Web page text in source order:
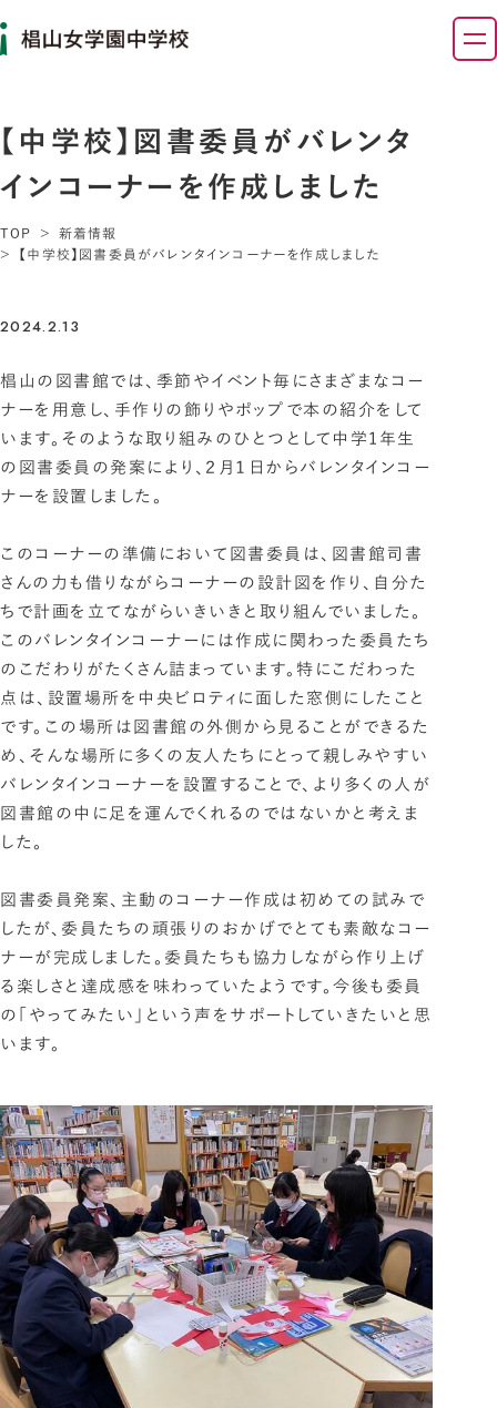
【中学校】図書委員がバレンタ
インコーナーを作成しました
TOP
新着情報
【中学校】図書委員がバレンタインコーナーを作成しました
2024.2.13
椙山の図書館では、季節やイベント毎にさまざまなコー
ナーを用意し、手作りの飾りやポップで本の紹介をして
います。そのような取り組みのひとつとして中学1年生
の図書委員の発案により、２月１日からバレンタインコー
ナーを設置しました。
このコーナーの準備において図書委員は、図書館司書
さんの力も借りながらコーナーの設計図を作り、自分た
ちで計画を立てながらいきいきと取り組んでいました。
このバレンタインコーナーには作成に関わった委員たち
のこだわりがたくさん詰まっています。特にこだわった
点は、設置場所を中央ビロティに面した窓側にしたこと
です。この場所は図書館の外側から見ることができるた
め、そんな場所に多くの友人たちにとって親しみやすい
バレンタインコーナーを設置することで、より多くの人が
図書館の中に足を運んでくれるのではないかと考えま
した。
図書委員発案、主動のコーナー作成は初めての試みで
したが、委員たちの頑張りのおかげでとても素敵なコー
ナーが完成しました。委員たちも協力しながら作り上げ
る楽しさと達成感を味わっていたようです。今後も委員
の「やってみたい」という声をサポートしていきたいと思
います。